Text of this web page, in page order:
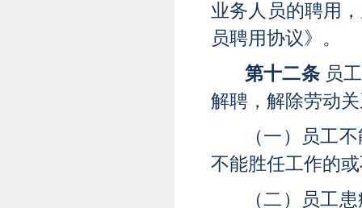
业务人员的聘用
员聘用协议》。
第十二条 员
解聘，解除劳动
（一）员工
不能胜任工作的
（二）员工